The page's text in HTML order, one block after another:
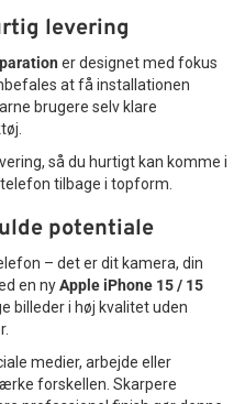
levering
er designet med fokus
at få installationen
brugere selv klare
så du hurtigt kan komme i
tilbage i topform.
potentiale
– det er dit kamera, din
en nyApple iPhone 15 / 15
billeder i høj kvalitet uden
medier, arbejde eller
forskellen. Skarpere